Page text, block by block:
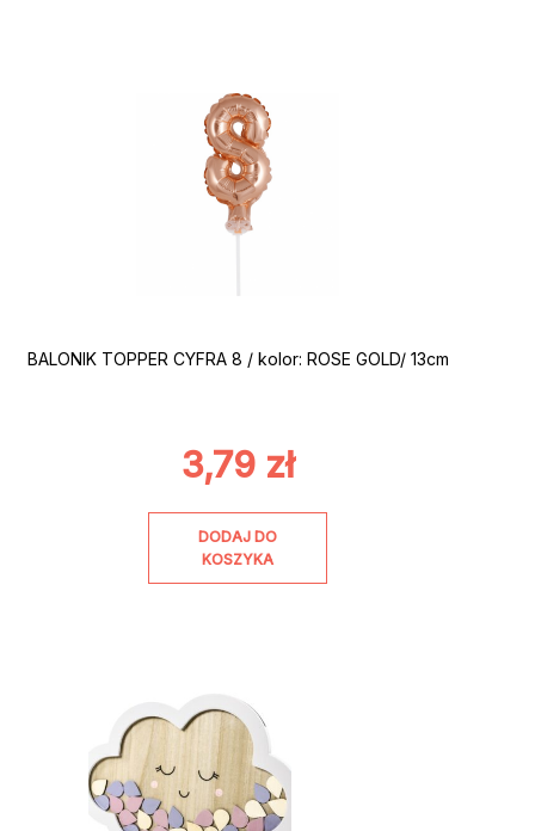
BALONIK TOPPER CYFRA 8 / kolor: ROSE GOLD/ 13cm
3,79 zł
DODAJ DO
KOSZYKA